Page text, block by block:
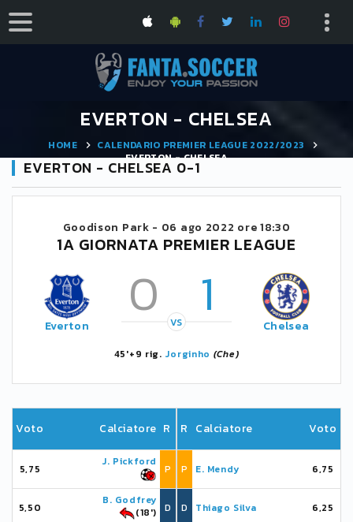
EVERTON - CHELSEA
HOME
CALENDARIO PREMIER LEAGUE 2022/2023
EVERTON - CHELSEA
EVERTON - CHELSEA 0-1
Goodison Park - 06 ago 2022 ore 18:30
1A GIORNATA PREMIER LEAGUE
Everton 0 1
VS Chelsea
45'+9 rig. Jorginho (Che)
Voto Calciatore R
5,75
J. Pickford
P
5,50
B. Godfrey
(18')
D
R Calciatore Voto
P E. Mendy 6,75
D Thiago Silva 6,25